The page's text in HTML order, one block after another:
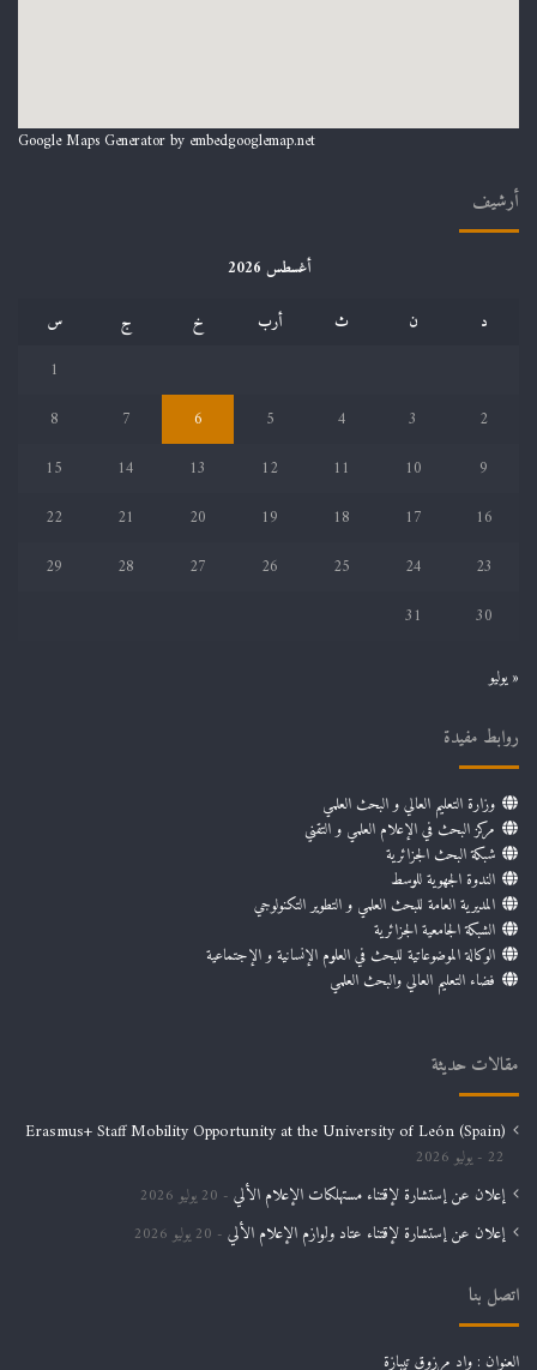
Google Maps Generator by embedgooglemap.net
أرشيف
أغسطس 2026
د
ن ث أرب خ ج
س
1
2
3
4
5
6
7
8
9
10
11
12
13
14
15
16
17
18
19
20
21
22
23
24
25
26
27
28
29
30
31
« يوليو
روابط مفيدة
وزارة التعليم العالي و البحث العلمي
مركز البحث في الإعلام العلمي و التقني
شبكة البحث الجزائرية
الندوة الجهوية للوسط
المديرية العامة للبحث العلمي و التطوير التكنولوجي
الشبكة الجامعية الجزائرية
الوكالة الموضوعاتية للبحث في العلوم الإنسانية و الإجتماعية
فضاء التعليم العالي والبحث العلمي
مقالات حديثة
Erasmus+ Staff Mobility Opportunity at the University of León (Spain)
22 يوليو 2026
إعلان عن إستشارة لإقتناء مستهلكات الإعلام الألي 20 يوليو 2026
إعلان عن إستشارة لإقتناء عتاد ولوازم الإعلام الألي 20 يوليو 2026
اتصل بنا
العنوان : واد مرزوق تيبازة